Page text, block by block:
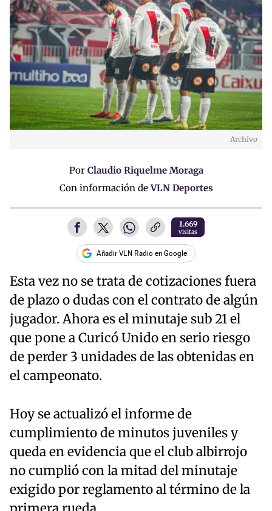
Archivo
Por Claudio Riquelme Moraga
Con información deVLN Deportes
1.669
visitas
Añadir VLN Radio en Google
Esta vez no se trata de cotizaciones fuera
de plazo o dudas con el contrato de algún
jugador. Ahora es el minutaje sub 21 el
que pone a Curicó Unido en serio riesgo
de perder 3 unidades de las obtenidas en
el campeonato.
Hoy se actualizó el informe de
cumplimiento de minutos juveniles y
queda en evidencia que el club albirrojo
no cumplió con la mitad del minutaje
exigido por reglamento al término de la